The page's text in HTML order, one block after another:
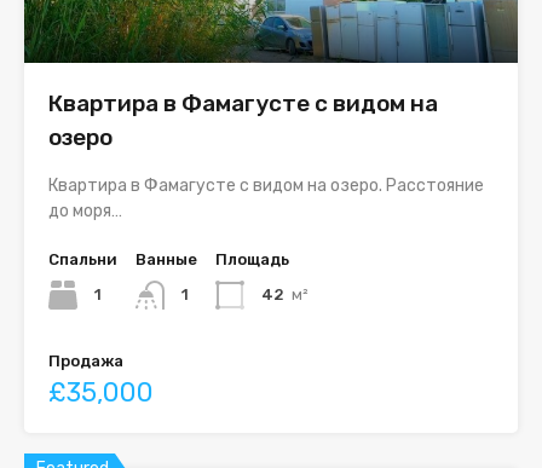
Квартира в Фамагусте с видом на
озеро
Квартира в Фамагусте с видом на озеро. Расстояние
до моря…
Спальни
1
Ванные
1
Площадь
42 м²
Продажа
£35,000